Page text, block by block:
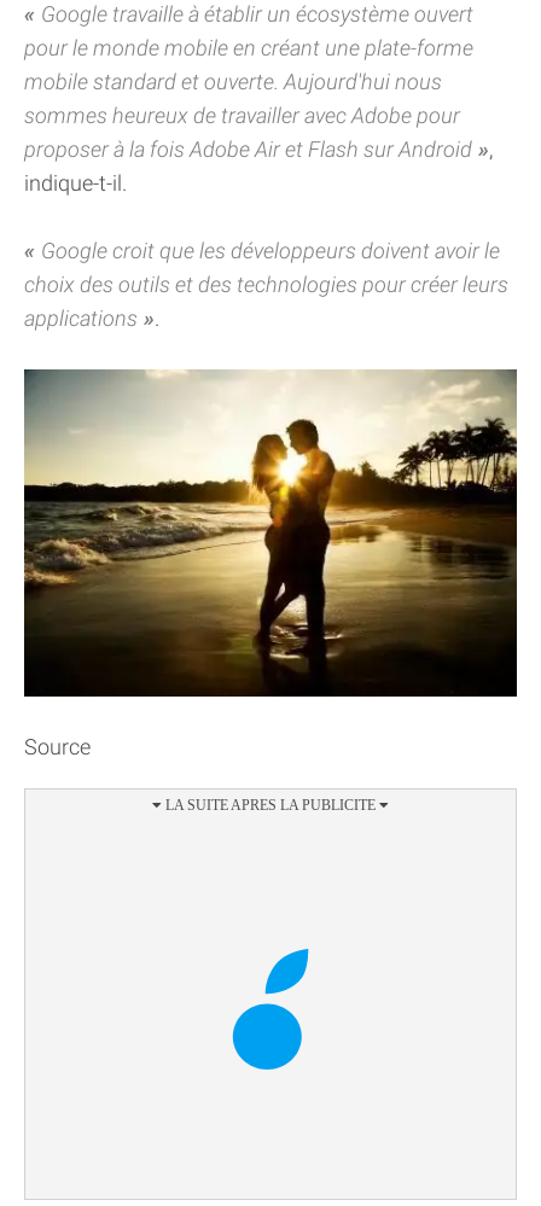
Google travaille à établir un écosystème ouvert
pour le monde mobile en créant une plate-forme
mobile standard et ouverte. Aujourd'hui nous
sommes heureux de travailler avec Adobe pour
proposer à la fois Adobe Air et Flash sur Android
,
indique-t-il.
Google croit que les développeurs doivent avoir le
choix des outils et des technologies pour créer leurs
applications
.
Source